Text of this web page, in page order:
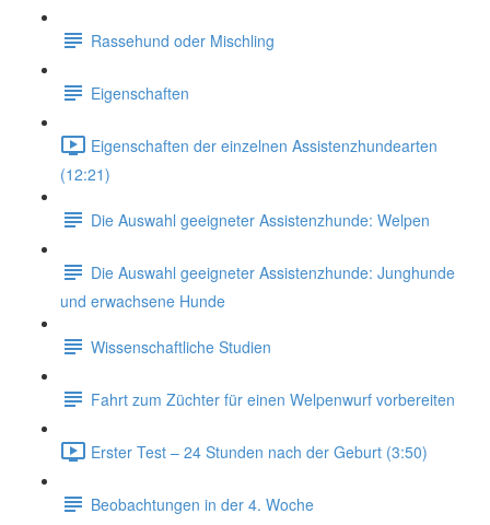
Rassehund oder Mischling
Eigenschaften
Eigenschaften der einzelnen Assistenzhundearten
(12:21)
Die Auswahl geeigneter Assistenzhunde: Welpen
Die Auswahl geeigneter Assistenzhunde: Junghunde
und erwachsene Hunde
Wissenschaftliche Studien
Fahrt zum Züchter für einen Welpenwurf vorbereiten
Erster Test – 24 Stunden nach der Geburt (3:50)
Beobachtungen in der 4. Woche